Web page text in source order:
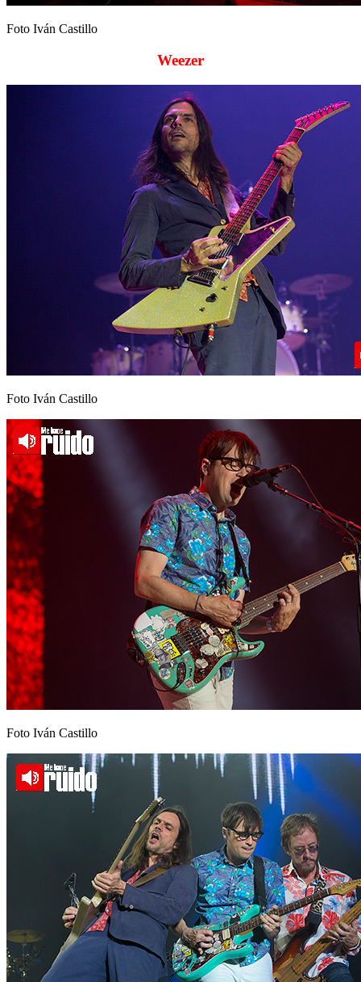
Foto Iván Castillo
Weezer
Foto Iván Castillo
Foto Iván Castillo